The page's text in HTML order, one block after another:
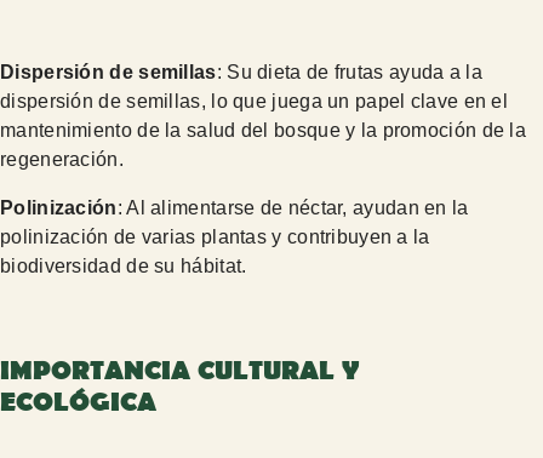
Dispersión de semillas: Su dieta de frutas ayuda a la
dispersión de semillas, lo que juega un papel clave en el
mantenimiento de la salud del bosque y la promoción de la
regeneración.
Polinización: Al alimentarse de néctar, ayudan en la
polinización de varias plantas y contribuyen a la
biodiversidad de su hábitat.
IMPORTANCIA CULTURAL Y
ECOLÓGICA